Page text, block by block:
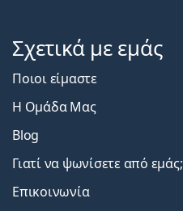
Σχετικά με εμάς
Ποιοι είμαστε
Η Ομάδα Μας
Blog
Γιατί να ψωνίσετε από εμάς;
Επικοινωνία